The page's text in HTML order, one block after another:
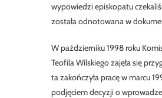
wypowiedzi episkopatu
została odnotowana w
W październiku 1998 roku
Teofila Wilskiego zajęła się
ta zakończyła pracę w marcu
podjęciem decyzji o